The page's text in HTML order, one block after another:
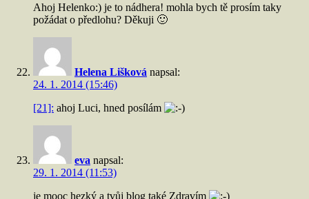
Ahoj Helenko:) je to nádhera! mohla bych tě prosím taky
požádat o předlohu? Děkuji 🙂
Helena Lišková napsal:
24. 1. 2014 (15:46)
[21]: ahoj Luci, hned posílám
eva napsal:
29. 1. 2014 (11:53)
je mooc hezký a tvůj blog také Zdravím